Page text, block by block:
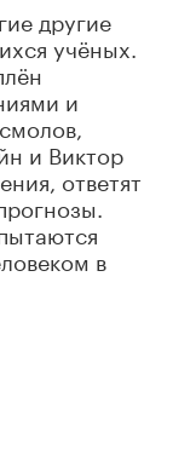
другие
учёных.
и
и Виктор
ответят
в